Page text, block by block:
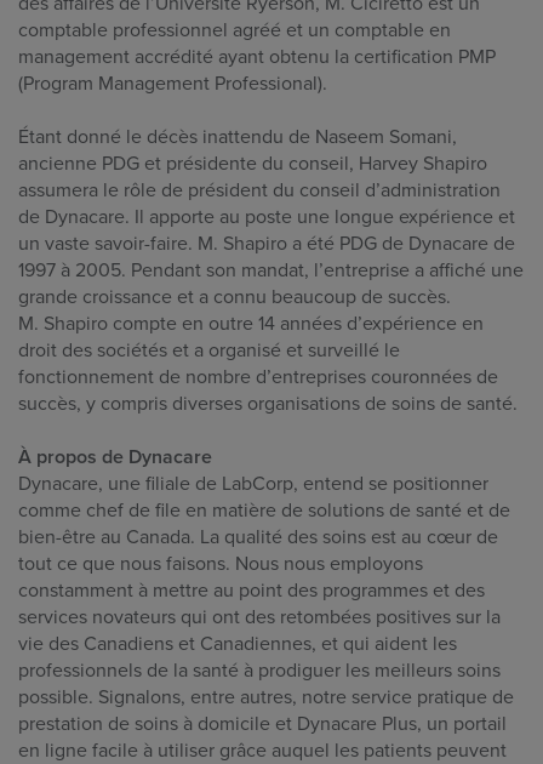
comptable professionnel agréé et un comptable en
management accrédité ayant obtenu la certification PMP
(Program Management Professional).
Étant donné le décès inattendu de Naseem Somani,
ancienne PDG et présidente du conseil, Harvey Shapiro
assumera le rôle de président du conseil d’administration
de Dynacare. Il apporte au poste une longue expérience et
un vaste savoir-faire. M. Shapiro a été PDG de Dynacare de
1997 à 2005. Pendant son mandat, l’entreprise a affiché une
grande croissance et a connu beaucoup de succès.
M. Shapiro compte en outre 14 années d’expérience en
droit des sociétés et a organisé et surveillé le
fonctionnement de nombre d’entreprises couronnées de
succès, y compris diverses organisations de soins de santé.
À propos de Dynacare
Dynacare, une filiale de LabCorp, entend se positionner
comme chef de file en matière de solutions de santé et de
bien-être au Canada. La qualité des soins est au cœur de
tout ce que nous faisons. Nous nous employons
constamment à mettre au point des programmes et des
services novateurs qui ont des retombées positives sur la
vie des Canadiens et Canadiennes, et qui aident les
professionnels de la santé à prodiguer les meilleurs soins
possible. Signalons, entre autres, notre service pratique de
prestation de soins à domicile et Dynacare Plus, un portail
en ligne facile à utiliser grâce auquel les patients peuvent